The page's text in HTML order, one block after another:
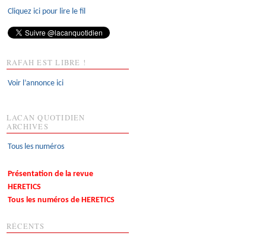
Cliquez ici pour lire le fil
RAFAH EST LIBRE !
Voir l’annonce ici
LACAN QUOTIDIEN
ARCHIVES
Tous les numéros
Présentation de la revue
HERETICS
Tous les numéros de HERETICS
RÉCENTS